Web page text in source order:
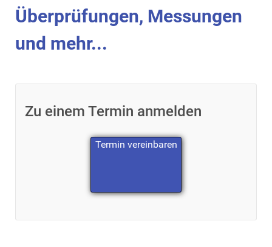
Überprüfungen, Messungen
und mehr...
Zu einem Termin anmelden
Termin vereinbaren